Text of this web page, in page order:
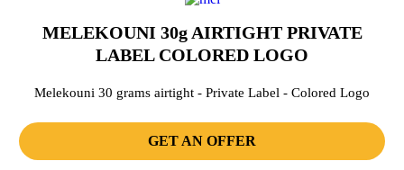
MELEKOUNI 30g AIRTIGHT PRIVATE
LABEL COLORED LOGO
Melekouni 30 grams airtight - Private Label - Colored Logo
GET AN OFFER